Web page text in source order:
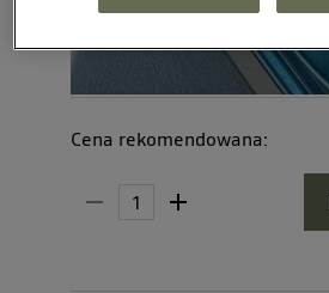
Cena rekomendowana: